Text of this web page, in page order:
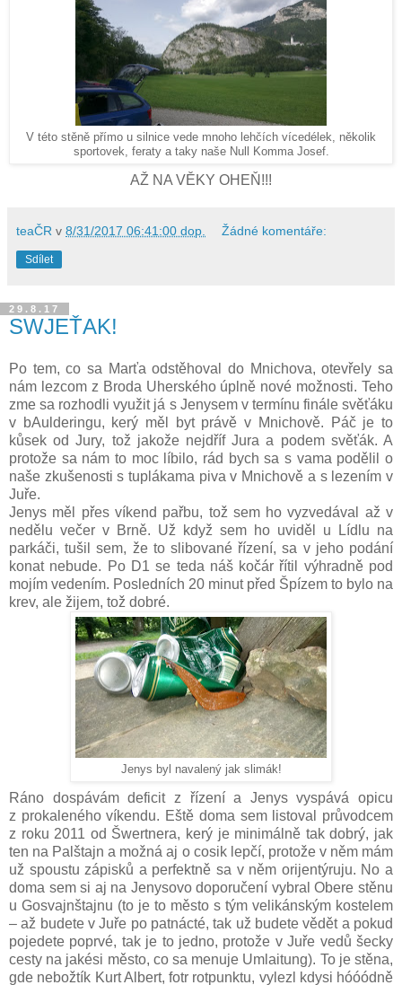
V této stěně přímo u silnice vede mnoho lehčích vícedélek, několik
sportovek, feraty a taky naše Null Komma Josef.
AŽ NA VĚKY OHEŇ!!!
teaČR v 8/31/2017 06:41:00 dop. Žádné komentáře:
Sdílet
29.8.17
SWJEŤAK!
Po tem, co sa Marťa odstěhoval do Mnichova, otevřely sa
nám lezcom z Broda Uherského úplně nové možnosti. Teho
zme sa rozhodli využit já s Jenysem v termínu finále svěťáku
v bAulderingu, kerý měl byt právě v Mnichově. Páč je to
kůsek od Jury, tož jakože nejdříf Jura a podem svěťák. A
protože sa nám to moc líbilo, rád bych sa s vama podělil o
naše zkušenosti s tuplákama piva v Mnichově a s lezením v
Juře.
Jenys měl přes víkend pařbu, tož sem ho vyzvedával až v
nedělu večer v Brně. Už když sem ho uviděl u Lídlu na
parkáči, tušil sem, že to slibované řízení, sa v jeho podání
konat nebude. Po D1 se teda náš kočár řítil výhradně pod
mojím vedením. Posledních 20 minut před Špízem to bylo na
krev, ale žijem, tož dobré.
Jenys byl navalený jak slimák!
Ráno dospávám deficit z řízení a Jenys vyspává opicu
z prokaleného víkendu. Eště doma sem listoval průvodcem
z roku 2011 od Šwertnera, kerý je minimálně tak dobrý, jak
ten na Palštajn a možná aj o cosik lepčí, protože v něm mám
už spoustu zápisků a perfektně sa v něm orijentýruju. No a
doma sem si aj na Jenysovo doporučení vybral Obere stěnu
u Gosvajnštajnu (to je to město s tým velikánským kostelem
– až budete v Juře po patnácté, tak už budete vědět a pokud
pojedete poprvé, tak je to jedno, protože v Juře vedů šecky
cesty na jakési město, co sa menuje Umlaitung). To je stěna,
gde nebožtík Kurt Albert, fotr rotpunktu, vylezl kdysi hóóódně